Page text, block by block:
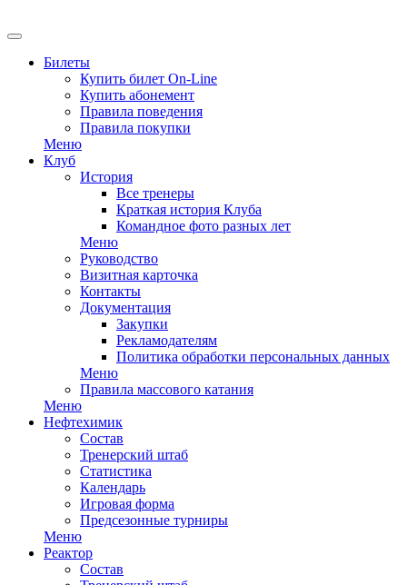
Билеты
Купить билет On-Line
Купить абонемент
Правила поведения
Правила покупки
Меню
Клуб
История
Все тренеры
Краткая история Клуба
Командное фото разных лет
Меню
Руководство
Визитная карточка
Контакты
Документация
Закупки
Рекламодателям
Политика обработки персональных данных
Меню
Правила массового катания
Меню
Нефтехимик
Состав
Тренерский штаб
Статистика
Календарь
Игровая форма
Предсезонные турниры
Меню
Реактор
Состав